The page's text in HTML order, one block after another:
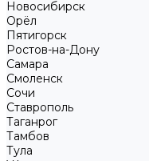
Новосибирск
Орёл
Пятигорск
Ростов-на-Дону
Самара
Смоленск
Сочи
Ставрополь
Таганрог
Тамбов
Тула